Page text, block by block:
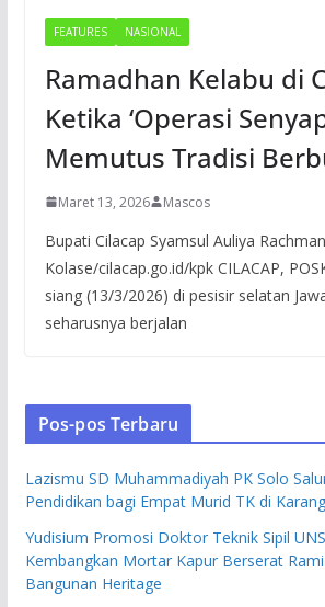
FEATURES NASIONAL
Ramadhan Kelabu di
Ketika ‘Operasi
Memutus Tradisi
Maret 13, 2026 Mascos
Bupati Cilacap Syamsul Auliya
Kolase/cilacap.go.id/kpk CILACAP,
siang (13/3/2026) di pesisir selatan
seharusnya berjalan
Pos-pos Terbaru
Lazismu SD Muhammadiyah PK Solo
Pendidikan bagi Empat Murid TK di
Yudisium Promosi Doktor Teknik Sipil
Kembangkan Mortar Kapur Berserat
Bangunan Heritage